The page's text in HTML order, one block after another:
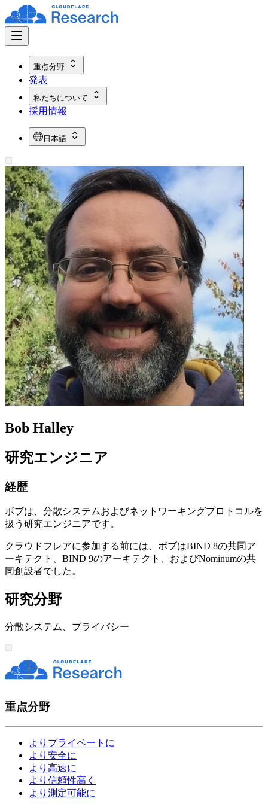
重点分野
発表
私たちについて
採用情報
日本語
Bob Halley
研究エンジニア
経歴
ボブは、分散システムおよびネットワーキングプロトコルを
扱う研究エンジニアです。
クラウドフレアに参加する前には、ボブはBIND 8の共同ア
ーキテクト、BIND 9のアーキテクト、およびNominumの共
同創設者でした。
研究分野
分散システム、プライバシー
重点分野
よりプライベートに
より安全に
より高速に
より信頼性高く
より測定可能に